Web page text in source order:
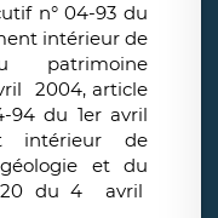
n° 04-93 du
intérieur de
patrimoine
2004, article
94 du 1er avril
intérieur de
et du
du 4 avril